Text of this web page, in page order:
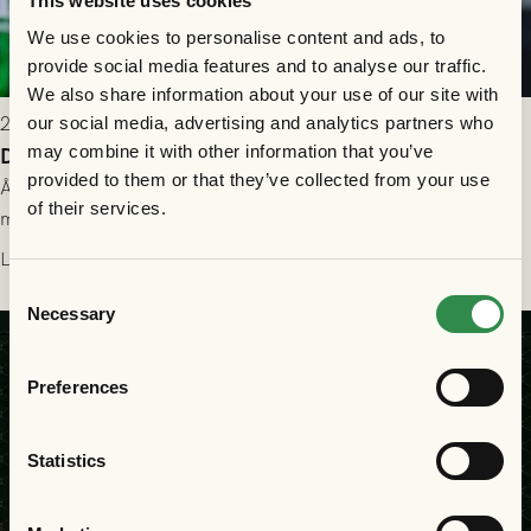
We use cookies to personalise content and ads, to
provide social media features and to analyse our traffic.
We also share information about your use of our site with
our social media, advertising and analytics partners who
may combine it with other information that you’ve
provided to them or that they’ve collected from your use
of their services.
Selection
Necessary
Preferences
Statistics
2026-07-26 21:00
Delad poäng mot Halmstads BK
Åter i Allsvenskan stod Halmstads BK för motståndet i en
match som vägde tungt till fördel för GAIS, men där poängen
delades efter dramatik på tilläggstid.
Läs mer